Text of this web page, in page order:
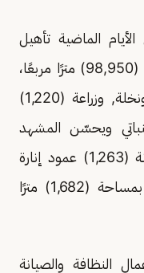
الماضية تأهيل
المسطحات الخضراء بمساحة بلغت (98,950) مترًا مربعًا،
إضافة إلى تقليم (3,560) شجرة ونخلة, وزراعة (1,220)
ويحسّن المشهد
الحضري في المواقع الترفيهية، وصيانة (1,263) عمود إنارة
ديكوريًا، وصيانة الألعاب والملاعب بمساحة (1,682) مترًا
النظافة والصيانة